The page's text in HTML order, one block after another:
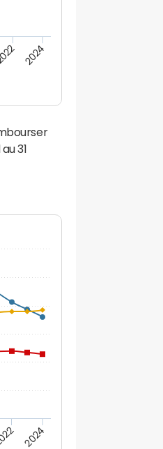
2024
31
2024